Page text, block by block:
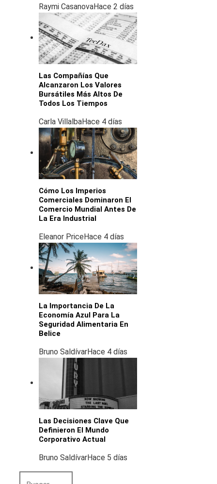
Raymi CasanovaHace 2 días
Las Compañías Que
Alcanzaron Los Valores
Bursátiles Más Altos De
Todos Los Tiempos
Carla VillalbaHace 4 días
Cómo Los Imperios
Comerciales Dominaron El
Comercio Mundial Antes De
La Era Industrial
Eleanor PriceHace 4 días
La Importancia De La
Economía Azul Para La
Seguridad Alimentaria En
Belice
Bruno SaldívarHace 4 días
Las Decisiones Clave Que
Definieron El Mundo
Corporativo Actual
Bruno SaldívarHace 5 días